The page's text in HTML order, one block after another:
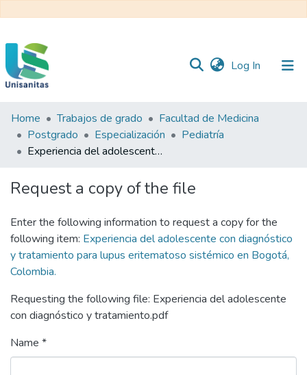
Log In (current)
Inicio
Web
Unisanitas
Web
Biblioteca
Home Trabajos de grado
Facultad de Medicina
Postgrado
Especialización
Pediatría
Experiencia del adolescente con diagnóstico y tratamiento para lupus eritematoso sistémico en Bogotá, Colombia.
Request a copy of the file
Enter the following information to request a copy for the
following item: Experiencia del adolescente con diagnóstico
y tratamiento para lupus eritematoso sistémico en Bogotá,
Colombia.
Requesting the following file: Experiencia del adolescente
con diagnóstico y tratamiento.pdf
Name *